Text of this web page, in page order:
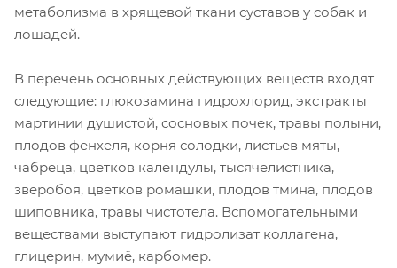
метаболизма в хрящевой ткани суставов у собак и
лошадей.
В перечень основных действующих веществ входят
следующие: глюкозамина гидрохлорид, экстракты
мартинии душистой, сосновых почек, травы полыни,
плодов фенхеля, корня солодки, листьев мяты,
чабреца, цветков календулы, тысячелистника,
зверобоя, цветков ромашки, плодов тмина, плодов
шиповника, травы чистотела. Вспомогательными
веществами выступают гидролизат коллагена,
глицерин, мумиё, карбомер.